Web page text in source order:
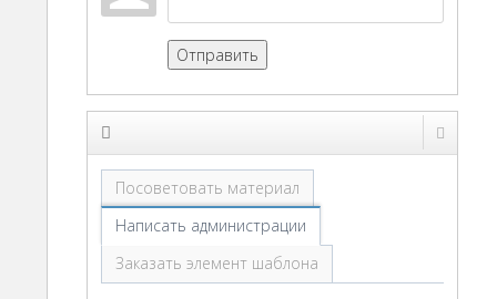
Отправить
Посоветовать материал
Написать администрации
Заказать элемент шаблона